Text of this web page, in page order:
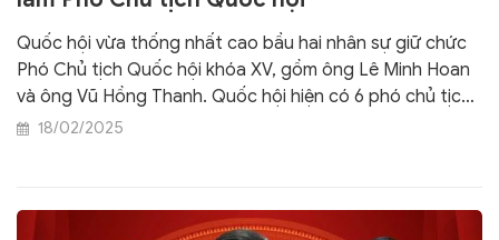
Quốc hội vừa thống nhất cao bầu hai nhân sự giữ chức
Phó Chủ tịch Quốc hội khóa XV, gồm ông Lê Minh Hoan
và ông Vũ Hồng Thanh. Quốc hội hiện có 6 phó chủ tịch,
tăng 2 so với hiện tại.
18/02/2025